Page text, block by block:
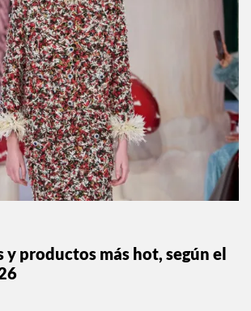
y productos más hot, según el